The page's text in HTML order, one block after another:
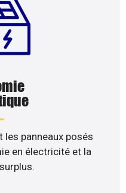
panneaux posés
en électricité et la